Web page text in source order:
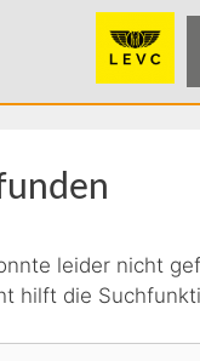
leider nicht
hilft die